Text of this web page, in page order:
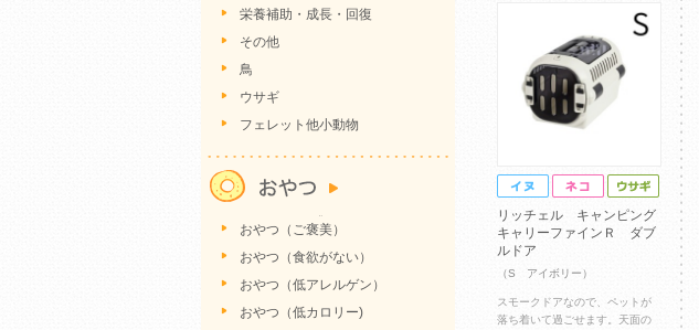
リッチェル キャンピング
キャリーファインＲ ダブ
ルドア
（S アイボリー）
スモークドアなので、ペットが
落ち着いて過ごせます。天面の
栄養補助・成長・回復
その他
鳥
ウサギ
フェレット他小動物
おやつ（ご褒美）
おやつ（食欲がない）
おやつ（低アレルゲン）
おやつ（低カロリー)